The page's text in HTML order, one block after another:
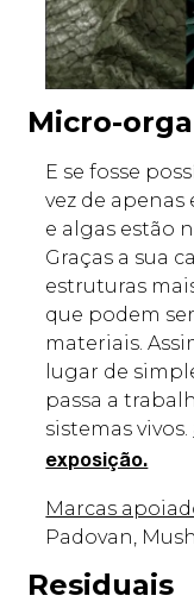
Micro-
E se fosse
vez de
e algas estão
Graças a sua
estruturas
que podem
materiais.
lugar de
passa a
sistemas vivos.
exposição.
Marcas
Padovan,
Residuais